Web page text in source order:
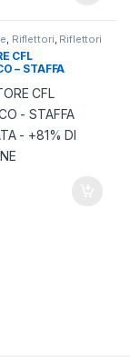
Riflettori Riflettori
CFL
– STAFFA
– +81% DI